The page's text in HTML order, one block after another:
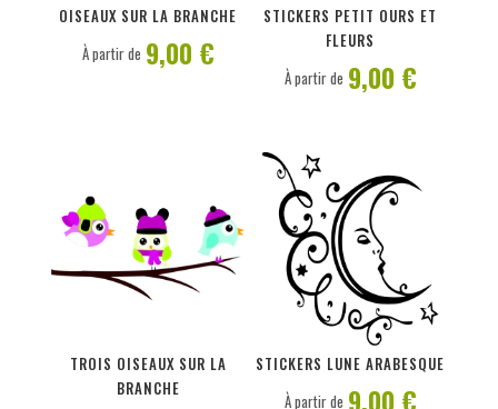
OISEAUX SUR LA BRANCHE
À partir de 9,00 €
STICKERS PETIT OURS ET
FLEURS
À partir de 9,00 €
TROIS OISEAUX SUR LA
BRANCHE
STICKERS LUNE ARABESQUE
PERSONNALISER
À partir de 9,00 €